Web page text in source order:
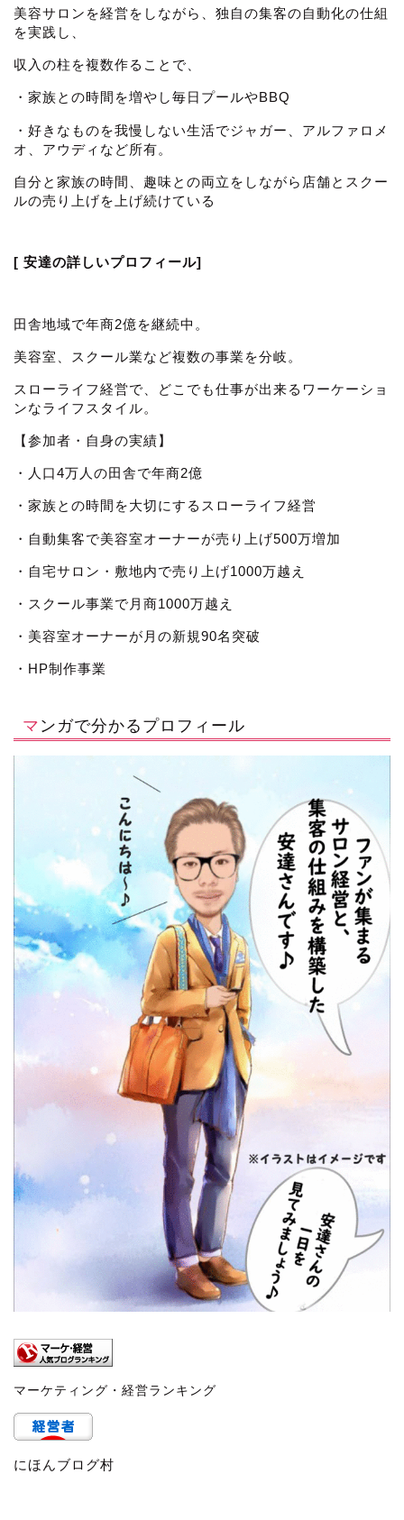
美容サロンを経営をしながら、独自の集客の自動化の仕組
を実践し、
収入の柱を複数作ることで、
・家族との時間を増やし毎日プールやBBQ
・好きなものを我慢しない生活でジャガー、アルファロメ
オ、アウディなど所有。
自分と家族の時間、趣味との両立をしながら店舗とスクー
ルの売り上げを上げ続けている
[ 安達の詳しいプロフィール]
田舎地域で年商2億を継続中。
美容室、スクール業など複数の事業を分岐。
スローライフ経営で、どこでも仕事が出来るワーケーショ
ンなライフスタイル。
【参加者・自身の実績】
・人口4万人の田舎で年商2億
・家族との時間を大切にするスローライフ経営
・自動集客で美容室オーナーが売り上げ500万増加
・自宅サロン・敷地内で売り上げ1000万越え
・スクール事業で月商1000万越え
・美容室オーナーが月の新規90名突破
・HP制作事業
マンガで分かるプロフィール
マーケティング・経営ランキング
にほんブログ村